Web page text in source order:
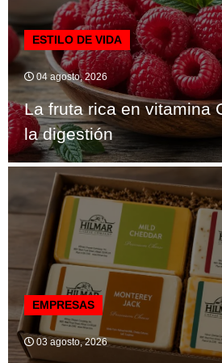
ESTILO DE VIDA
04 agosto, 2026
La fruta rica en vitamina
la digestión
EMPRESAS
03 agosto, 2026